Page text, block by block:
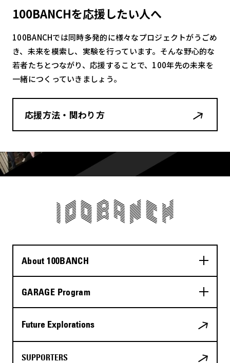
100BANCHを応援したい人へ
100BANCHでは同時多発的に様々なプロジェクトがうごめ
き、未来を模索し、実験を行っています。そんな野心的な
若者たちとつながり、応援することで、100年先の未来を
一緒につくっていきましょう。
応援方法・関わり方
About 100BANCH
GARAGE Program
Future Explorations
SUPPORTERS